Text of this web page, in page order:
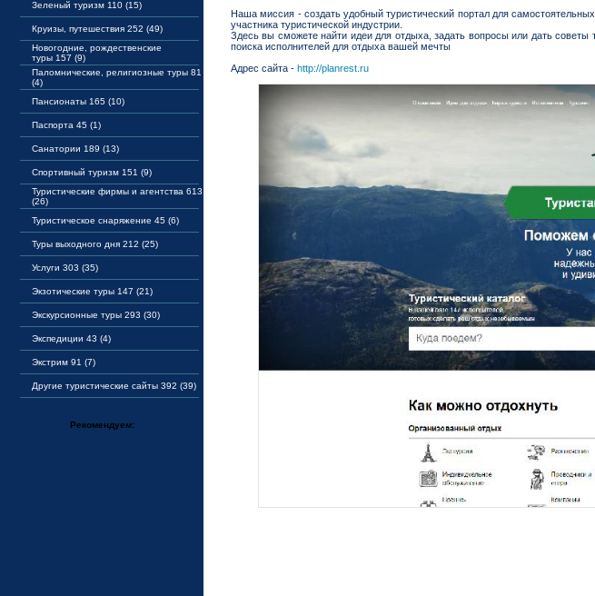
Зеленый туризм 110 (15)
Круизы, путешествия 252 (49)
Новогодние, рождественские
туры 157 (9)
Паломнические, религиозные туры 81
(4)
Пансионаты 165 (10)
Паспорта 45 (1)
Санатории 189 (13)
Спортивный туризм 151 (9)
Туристические фирмы и агентства 613
(26)
Туристическое снаряжение 45 (6)
Туры выходного дня 212 (25)
Услуги 303 (35)
Экзотические туры 147 (21)
Экскурсионные туры 293 (30)
Экспедиции 43 (4)
Экстрим 91 (7)
Другие туристические сайты 392 (39)
Рекомендуем:
Наша миссия - создать удобный туристический портал для
участника туристической индустрии.
Здесь вы сможете найти идеи для отдыха, задать вопросы или дать
поиска исполнителей для отдыха вашей мечты
Адрес сайта - http://planrest.ru